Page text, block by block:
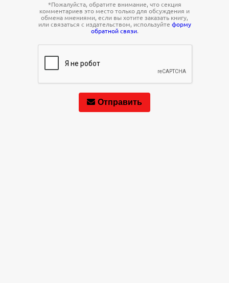
*Пожалуйста, обратите внимание, что секция
комментариев это место только для обсуждения и
обмена мнениями, если вы хотите заказать книгу,
или связаться с издательством, используйте форму
обратной связи.
Отправить